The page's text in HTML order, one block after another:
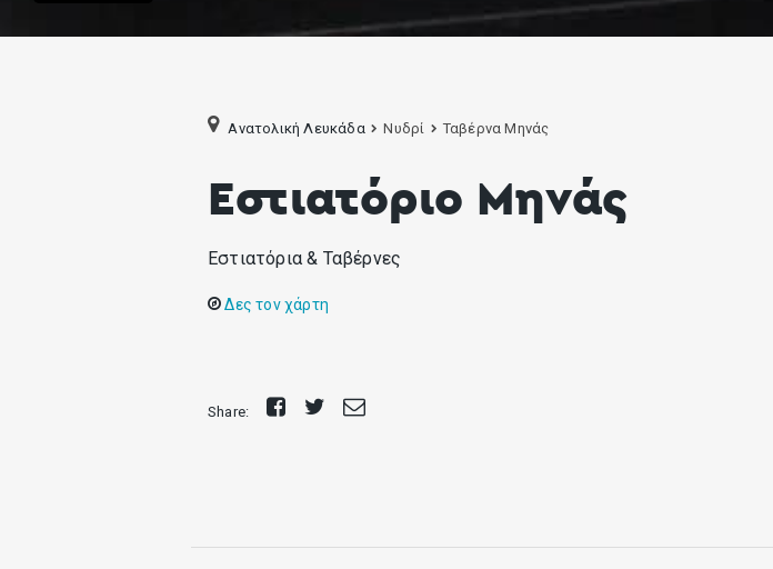
Ανατολική Λευκάδα Νυδρί Ταβέρνα Μηνάς
Εστιατόριο Μηνάς
Εστιατόρια & Ταβέρνες
Δες τον χάρτη
Share:
Share
TweetSend
E-